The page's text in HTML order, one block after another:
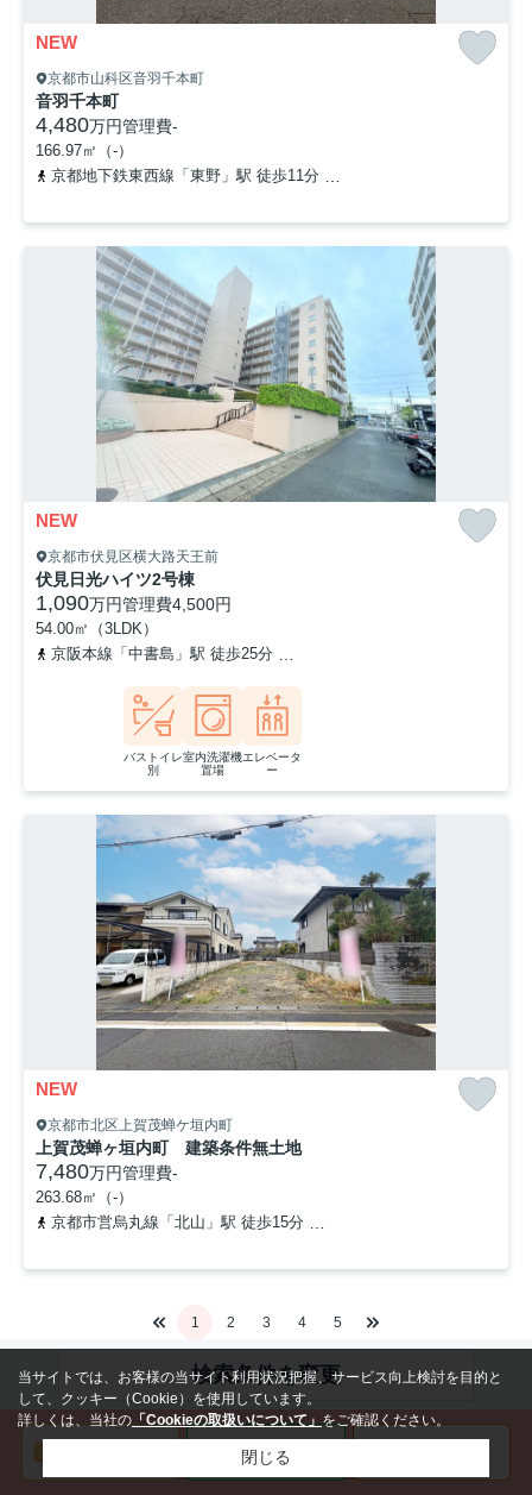
NEW
京都市山科区音羽千本町
音羽千本町
4,480万円管理費-
166.97㎡（-）
京都地下鉄東西線「東野」駅 徒歩11分
NEW
京都市伏見区横大路天王前
伏見日光ハイツ2号棟
1,090万円管理費4,500円
54.00㎡（3LDK）
京阪本線「中書島」駅 徒歩25分
バストイレ
別
室内洗濯機
置場
エレベータ
ー
NEW
京都市北区上賀茂蝉ケ垣内町
上賀茂蝉ヶ垣内町 建築条件無土地
7,480万円管理費-
263.68㎡（-）
京都市営烏丸線「北山」駅 徒歩15分
1 2 3 4 5
検索条件を変更
当サイトでは、お客様の当サイト利用状況把握、サービス向上検討を目的と
して、クッキー（Cookie）を使用しています。
詳しくは、当社の 「Cookieの取扱いについて」をご確認ください。
閉じる